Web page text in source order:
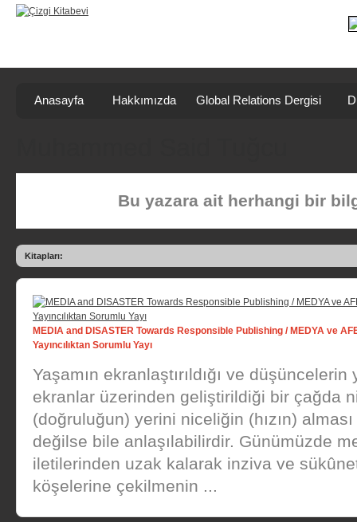
Anasayfa Hakkımızda Global Relations Dergisi
Bu yazara ait herhangi bir
Kitapları:
MEDIA and DISASTER Towards Responsible Publishing / MEDYA ve
Yayıncılıktan Sorumlu Yayı
Yaşamın ekranlaştırıldığı ve düşüncelerin
ekranlar üzerinden geliştirildiği bir çağda
(doğruluğun) yerini niceliğin (hızın)
değilse bile anlaşılabilirdir. Günümüzde
iletilerinden uzak kalarak inziva ve
köşelerine çekilmenin ...